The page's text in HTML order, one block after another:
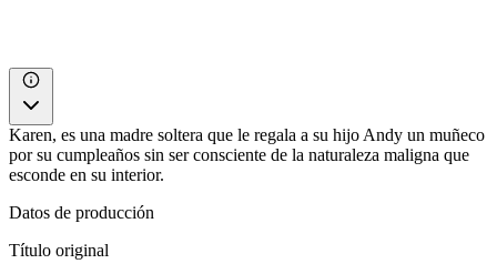
Karen, es una madre soltera que le regala a su hijo Andy un muñeco
por su cumpleaños sin ser consciente de la naturaleza maligna que
esconde en su interior.
Datos de producción
Título original